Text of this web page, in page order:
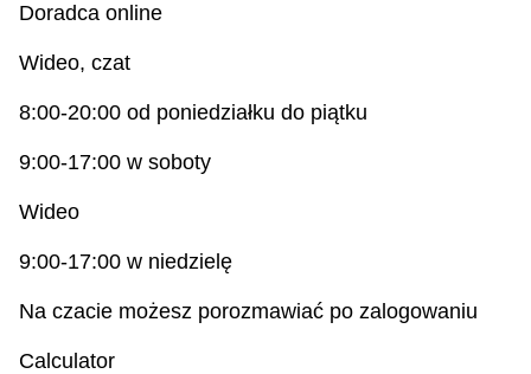
Doradca online
Wideo, czat
8:00‑20:00 od poniedziałku do piątku
9:00‑17:00 w soboty
Wideo
9:00‑17:00 w niedzielę
Na czacie możesz porozmawiać po zalogowaniu
Calculator